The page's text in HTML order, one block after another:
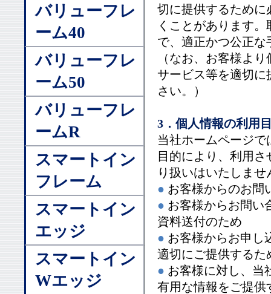
バリューフレ
ーム40
バリューフレ
ーム50
バリューフレ
ームR
スマートイン
フレーム
スマートイン
エッジ
スマートイン
Wエッジ
切に提供するために
くことがあります
で、適正かつ公正
（なお、お客様よ
サービス等を適切に
さい。）
3．個人情報の利用
当社ホームページ
目的により、利用
り扱いはいたしませ
● お客様からのお問
● お客様からお問い
資料送付のため
● お客様からお申し
適切にご提供するた
● お客様に対し、当
有用な情報をご提供